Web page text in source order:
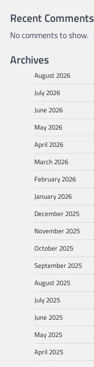
Recent Comments
No comments to show.
Archives
August 2026
July 2026
June 2026
May 2026
April 2026
March 2026
February 2026
January 2026
December 2025
November 2025
October 2025
September 2025
August 2025
July 2025
June 2025
May 2025
April 2025